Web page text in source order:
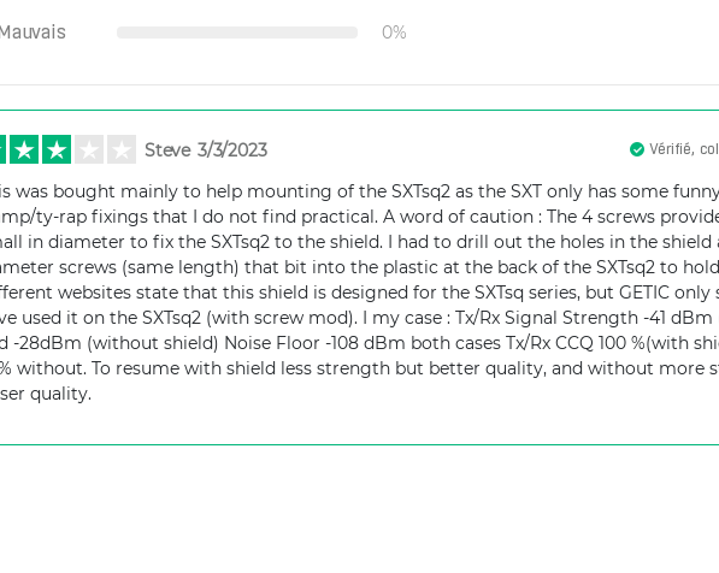
0%
Steve 3/3/2023 Vérifié,
was bought mainly to help mounting of the SXTsq2 as the SXT only has some
ty-rap fixings that I do not find practical. A word of caution : The 4 screws
in diameter to fix the SXTsq2 to the shield. I had to drill out the holes in the shield
screws (same length) that bit into the plastic at the back of the SXTsq2 to
websites state that this shield is designed for the SXTsq series, but GETIC only
used it on the SXTsq2 (with screw mod). I my case : Tx/Rx Signal Strength -41
-28dBm (without shield) Noise Floor -108 dBm both cases Tx/Rx CCQ 100 %(with
without. To resume with shield less strength but better quality, and without more
quality.